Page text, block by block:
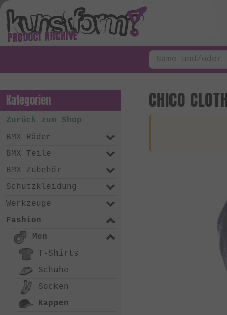
PRODUCT ARCHIVE
CHICO
Kategorien
Zurück zum Shop
BMX Räder
BMX Teile
BMX Zubehör
Schutzkleidung
Werkzeuge
Fashion
Men
T-Shirts
Schuhe
Socken
Kappen